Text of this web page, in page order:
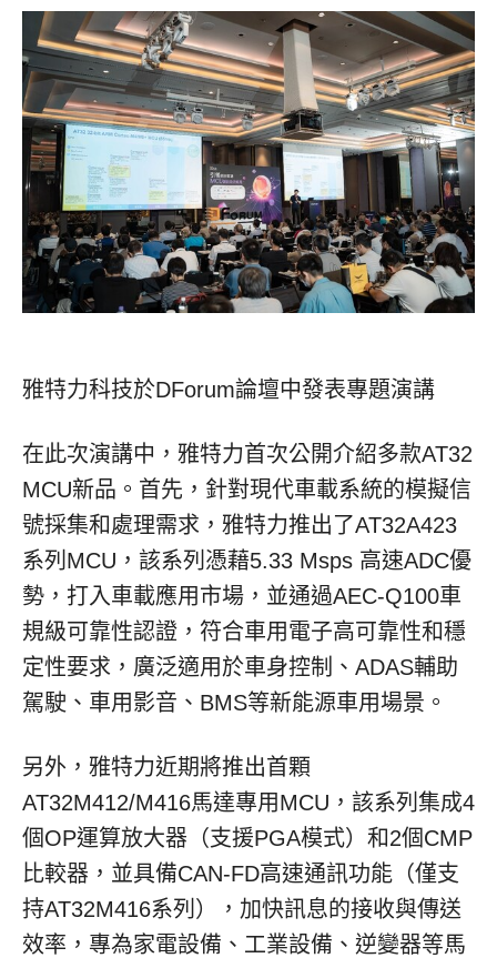
雅特力科技於DForum論壇中發表專題演講
在此次演講中，雅特力首次公開介紹多款AT32
MCU新品。首先，針對現代車載系統的模擬信
號採集和處理需求，雅特力推出了AT32A423
系列MCU，該系列憑藉5.33 Msps 高速ADC優
勢，打入車載應用市場，並通過AEC-Q100車
規級可靠性認證，符合車用電子高可靠性和穩
定性要求，廣泛適用於車身控制、ADAS輔助
駕駛、車用影音、BMS等新能源車用場景。
另外，雅特力近期將推出首顆
AT32M412/M416馬達專用MCU，該系列集成4
個OP運算放大器（支援PGA模式）和2個CMP
比較器，並具備CAN-FD高速通訊功能（僅支
持AT32M416系列），加快訊息的接收與傳送
效率，專為家電設備、工業設備、逆變器等馬